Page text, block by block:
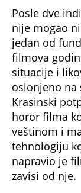
Posle dve
nije mogao
jedan od
filmova
situacije i
oslonjeno na
Krasinski
horor filma
veštinom i
tehnologiju
napravio je
zavisi od nje.